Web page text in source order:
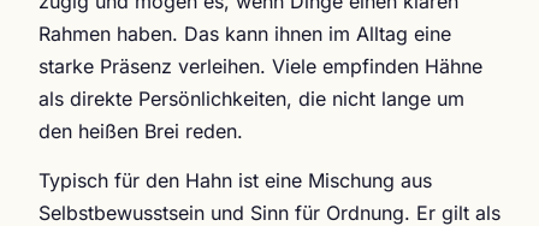
Rahmen haben. Das kann ihnen im Alltag eine
starke Präsenz verleihen. Viele empfinden Hähne
als direkte Persönlichkeiten, die nicht lange um
den heißen Brei reden.
Typisch für den Hahn ist eine Mischung aus
Selbstbewusstsein und Sinn für Ordnung. Er gilt als